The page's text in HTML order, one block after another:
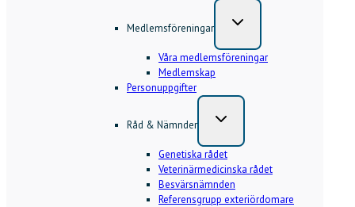
Medlemsföreningar
Våra medlemsföreningar
Medlemskap
Personuppgifter
Råd & Nämnder
Genetiska rådet
Veterinärmedicinska rådet
Besvärsnämnden
Referensgrupp exteriördomare